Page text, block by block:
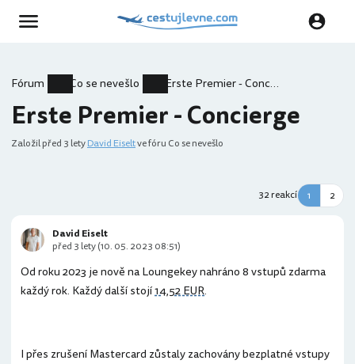
Fórum Co se nevešlo Erste Premier - Concierge
Erste Premier - Concierge
Založilpřed 3 letyDavid Eiseltve fóru Co se nevešlo
32 reakcí 1 2
Od roku 2023 je nově na Loungekey nahráno 8 vstupů zdarma
každý rok. Každý další stojí14,52 EUR.
I přes zrušení Mastercard zůstaly zachovány bezplatné vstupy
David Eiselt
před 3 lety (10. 05. 2023 08:51)